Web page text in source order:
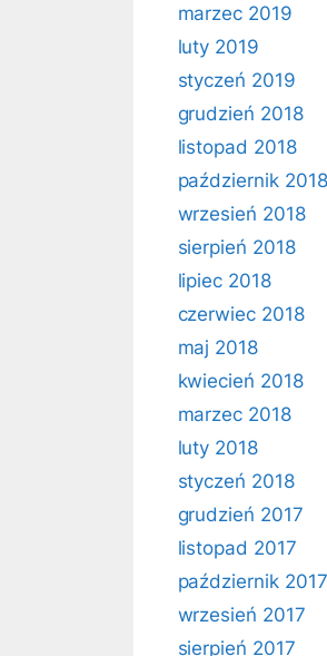
marzec 2019
luty 2019
styczeń 2019
grudzień 2018
listopad 2018
październik 2018
wrzesień 2018
sierpień 2018
lipiec 2018
czerwiec 2018
maj 2018
kwiecień 2018
marzec 2018
luty 2018
styczeń 2018
grudzień 2017
listopad 2017
październik 2017
wrzesień 2017
sierpień 2017